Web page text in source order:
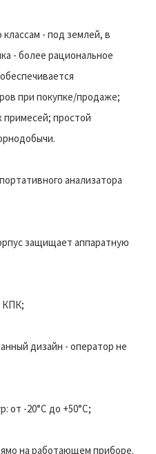
- под землей, в
- более рациональное
при покупке/продаже;
примесей; простой
анализатора
защищает аппаратную
КПК;
дизайн - оператор не
от -20°С до +50°С;
на работающем приборе.